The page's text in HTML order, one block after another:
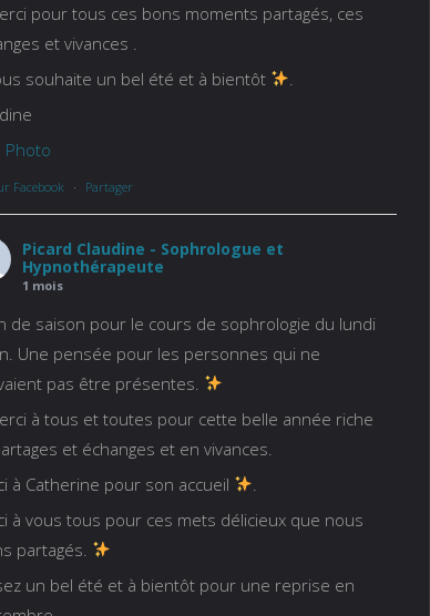
pour tous ces bons moments partagés, ces
et vivances .
souhaite un bel été et à bientôt
Photo
Facebook · Partager
Picard Claudine - Sophrologue et
Hypnothérapeute
1 mois
de saison pour le cours de sophrologie du lundi
Une pensée pour les personnes qui ne
pas être présentes.
à tous et toutes pour cette belle année riche
et échanges et en vivances.
à Catherine pour son accueil
à vous tous pour ces mets délicieux que nous
partagés.
un bel été et à bientôt pour une reprise en